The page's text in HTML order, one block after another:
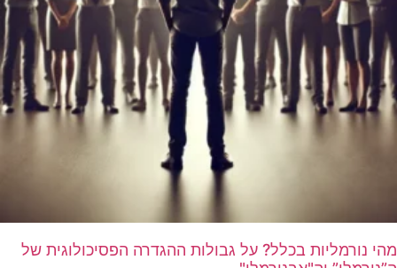
מהי נורמליות בכלל? על גבולות ההגדרה הפסיכולוגית של